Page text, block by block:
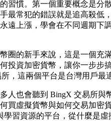
習慣。第一個重要概念是分
最常犯的錯誤就是追高殺
遠上漲，學會在不同週期
圈的新手來說，這是一個
投資加密貨幣，讓你一步
，這兩個平台是台灣用戶最
人也會聽到 BingX 交易所
買虛擬貨幣與如何交易加密
學習資源的平台，從什麼是